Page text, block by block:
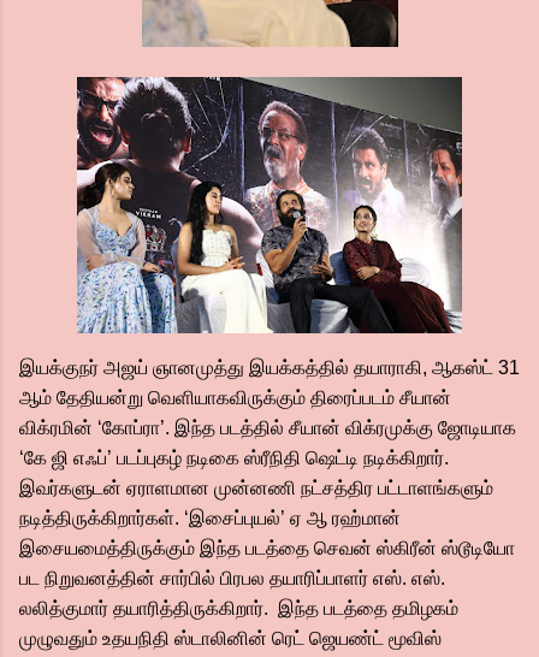
இயக்குநர் அஜய் ஞானமுத்து இயக்கத்தில் தயாராகி, ஆகஸ்ட் 31
ஆம் தேதியன்று வெளியாகவிருக்கும் திரைப்படம் சீயான்
விக்ரமின் ‘கோப்ரா’. இந்த படத்தில் சீயான் விக்ரமுக்கு ஜோடியாக
‘கே ஜி எஃப்’ படப்புகழ் நடிகை ஸ்ரீநிதி ஷெட்டி நடிக்கிறார்.
இவர்களுடன் ஏராளமான முன்னணி நட்சத்திர பட்டாளங்களும்
நடித்திருக்கிறார்கள். ‘இசைப்புயல்’ ஏ ஆ ரஹ்மான்
இசையமைத்திருக்கும் இந்த படத்தை செவன் ஸ்கிரீன் ஸ்டூடியோ
பட நிறுவனத்தின் சார்பில் பிரபல தயாரிப்பாளர் எஸ். எஸ்.
லலித்குமார் தயாரித்திருக்கிறார். இந்த படத்தை தமிழகம்
முழுவதும் உதயநிதி ஸ்டாலினின் ரெட் ஜெயண்ட் மூவிஸ்